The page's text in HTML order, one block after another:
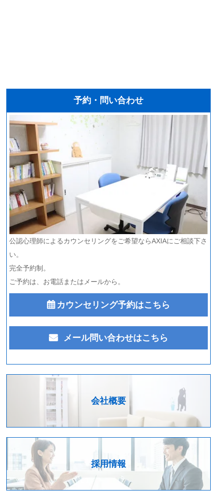
予約・問い合わせ
公認心理師によるカウンセリングをご希望ならAXIAにご相談下さ
い。
完全予約制。
ご予約は、お電話またはメールから。
カウンセリング予約はこちら
メール問い合わせはこちら
会社概要
採用情報